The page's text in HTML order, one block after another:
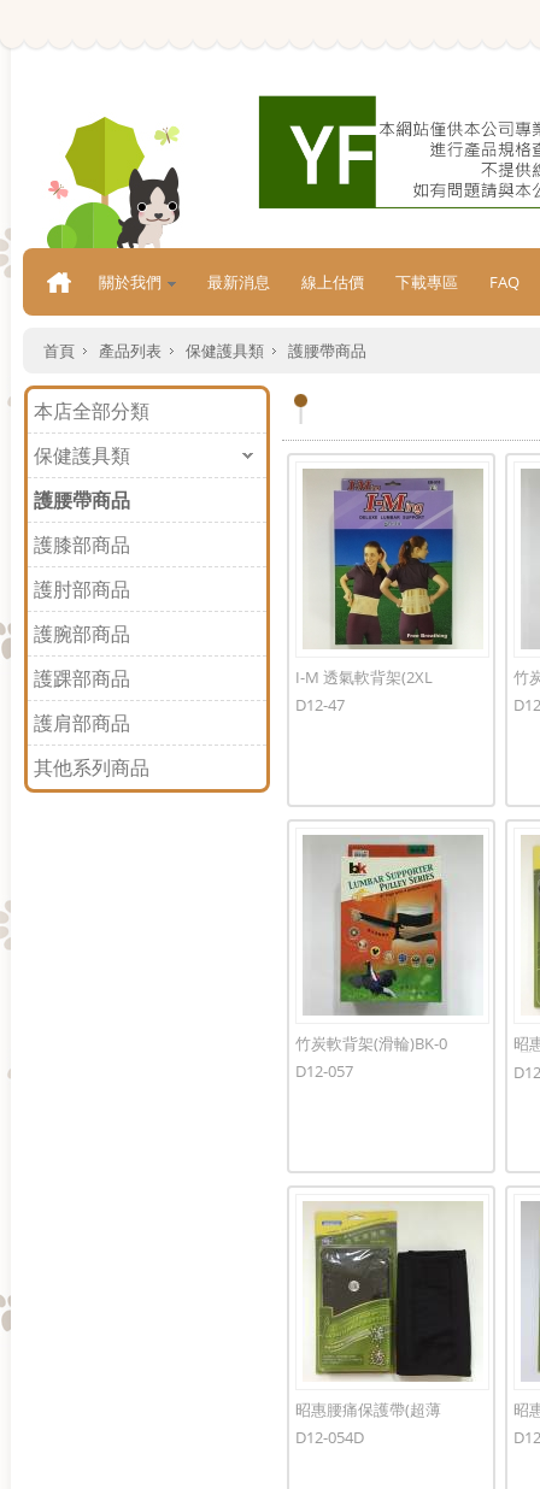
關於我們 最新消息 線上估價 下載專區 FAQ
首頁 產品列表 保健護具類 護腰帶商品
本店全部分類
保健護具類
護腰帶商品
護膝部商品
護肘部商品
護腕部商品
護踝部商品
護肩部商品
其他系列商品
I-M 透氣軟背架(2XL
D12-47
竹
竹炭軟背架(滑輪)BK-0
D12-057
昭
(
昭惠腰痛保護帶(超薄
D12-054D
昭